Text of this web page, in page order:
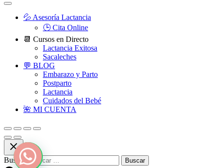
💦 Asesoría Lactancia
🕒 Cita Online
📆 Cursos en Directo
Lactancia Exitosa
Sacaleches
💬 BLOG
Embarazo y Parto
Postparto
Lactancia
Cuidados del Bebé
🌺 MI CUENTA
Buscar: